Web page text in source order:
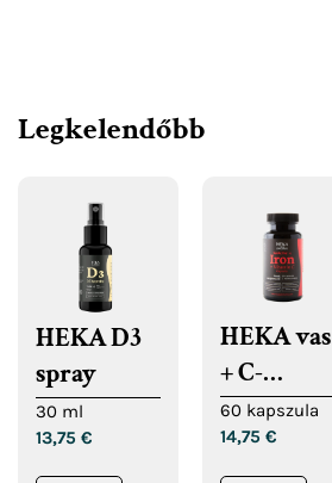
Legkelendőbb
HEKA D3
spray
30 ml
13,75 €
HEKA vas
+ C-
vitamin
kapszula
60 kapszula
14,75 €